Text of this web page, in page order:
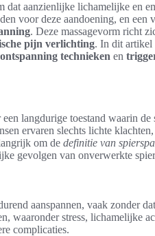
dat aanzienlijke lichamelijke en
voor deze aandoening, en een
. Deze massagevorm richt
pijn verlichting. In dit artikel
technieken en
langdurige toestand waarin
ervaren slechts lichte
om de definitie van
gevolgen van onverwerkte
aanspannen, vaak zonder
waaronder stress, lichamelijke
complicaties.